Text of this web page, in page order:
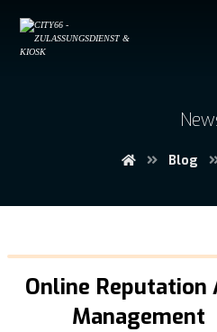
Blog
Online Reputation
Management